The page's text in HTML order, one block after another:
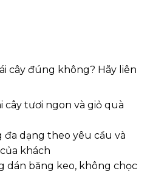
cây đúng không? Hãy liên
cây tươi ngon và giỏ quà
đa dạng theo yêu cầu và
khách
dán băng keo, không chọc